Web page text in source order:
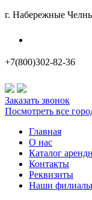
г. Набережные
+7(800)302-82-36
Заказать звонок
Посмотреть все
Главная
О нас
Каталог
Контакты
Реквизиты
Наши филиалы